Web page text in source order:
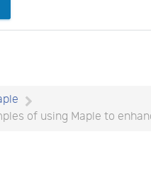
of using Maple to